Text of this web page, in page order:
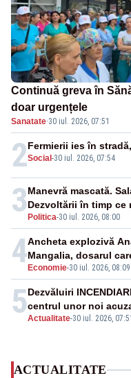
Continuă greva în
doar urgențele
Sanatate·30 iul. 2026, 07:51
2Social -30 iul. 2026, 07:54
Fermierii ies în
3 Politica-30 iul. 2026, 08:00
Manevră mascată.
Dezvoltării în timp ce
4 Economie-30 iul. 2026, 08:09
Ancheta explozivă
Mangalia, dosarul
5Actualitate-30 iul. 2026, 07:51
Dezvăluiri
centrul unor noi
ACTUALITATE